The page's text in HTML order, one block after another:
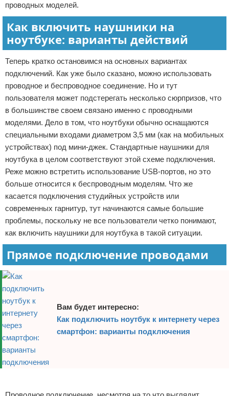
проводных моделей.
Как включить наушники на
ноутбуке: варианты действий
Теперь кратко остановимся на основных вариантах
подключений. Как уже было сказано, можно использовать
проводное и беспроводное соединение. Но и тут
пользователя может подстерегать несколько сюрпризов, что
в большинстве своем связано именно с проводными
моделями. Дело в том, что ноутбуки обычно оснащаются
специальными входами диаметром 3,5 мм (как на мобильных
устройствах) под мини-джек. Стандартные наушники для
ноутбука в целом соответствуют этой схеме подключения.
Реже можно встретить использование USB-портов, но это
больше относится к беспроводным моделям. Что же
касается подключения студийных устройств или
современных гарнитур, тут начинаются самые большие
проблемы, поскольку не все пользователи четко понимают,
как включить наушники для ноутбука в такой ситуации.
Прямое подключение проводами
Вам будет интересно:
Как подключить ноутбук к интернету через
смартфон: варианты подключения